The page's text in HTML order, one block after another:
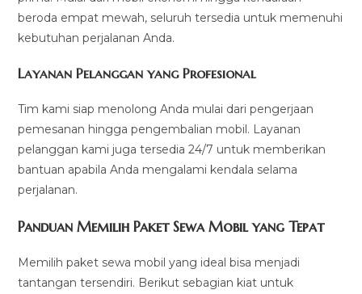
beroda empat mewah, seluruh tersedia untuk memenuhi
kebutuhan perjalanan Anda.
Layanan Pelanggan yang Profesional
Tim kami siap menolong Anda mulai dari pengerjaan
pemesanan hingga pengembalian mobil. Layanan
pelanggan kami juga tersedia 24/7 untuk memberikan
bantuan apabila Anda mengalami kendala selama
perjalanan.
Panduan Memilih Paket Sewa Mobil yang Tepat
Memilih paket sewa mobil yang ideal bisa menjadi
tantangan tersendiri. Berikut sebagian kiat untuk